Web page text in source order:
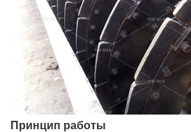
Принцип работы